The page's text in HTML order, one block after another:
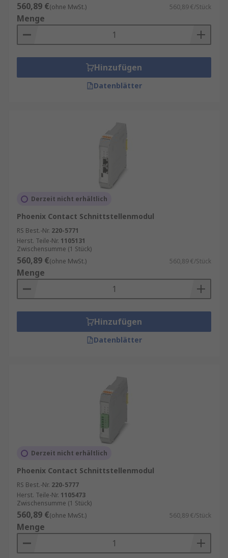
560,89 €(ohne MwSt.) 560,89 €/Stück
Menge
Hinzufügen
Datenblätter
Derzeit nicht erhältlich
Phoenix Contact Schnittstellenmodul
RS Best.-Nr. 220-5771
Herst. Teile-Nr. 1105131
Zwischensumme (1 Stück)
560,89 €(ohne MwSt.) 560,89 €/Stück
Menge
Hinzufügen
Datenblätter
Derzeit nicht erhältlich
Phoenix Contact Schnittstellenmodul
RS Best.-Nr. 220-5777
Herst. Teile-Nr. 1105473
Zwischensumme (1 Stück)
560,89 €(ohne MwSt.) 560,89 €/Stück
Menge